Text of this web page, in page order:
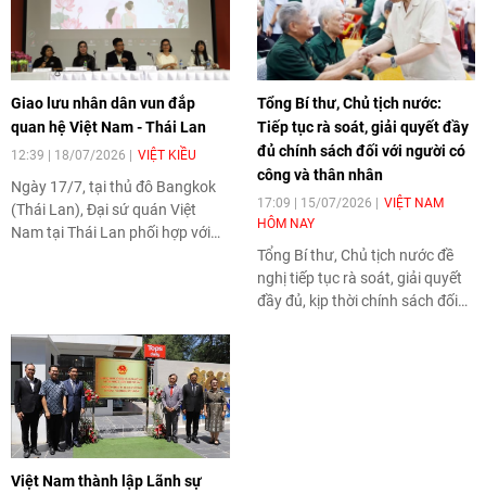
Giao lưu nhân dân vun đắp
quan hệ Việt Nam - Thái Lan
12:39 | 18/07/2026 VIỆT KIỀU
Ngày 17/7, tại thủ đô Bangkok
(Thái Lan), Đại sứ quán Việt
Nam tại Thái Lan phối hợp với
giao Việt Nam - Thái Lan: Kết nối
nhân dân và giao lưu văn hóa”.
Hội thảo nhấn mạnh vai trò của
giao lưu nhân dân, văn hóa và
hợp tác giáo dục trong việc vun
đắp quan hệ hữu nghị giữa hai
nước.
Tổng Bí thư, Chủ tịch nước:
Tiếp tục rà soát, giải quyết đầy
đủ chính sách đối với người có
công và thân nhân
17:09 | 15/07/2026
VIỆT NAM
HÔM NAY
Tổng Bí thư, Chủ tịch nước đề
nghị tiếp tục rà soát, giải quyết
đầy đủ, kịp thời chính sách đối
Việt Nam thành lập Lãnh sự